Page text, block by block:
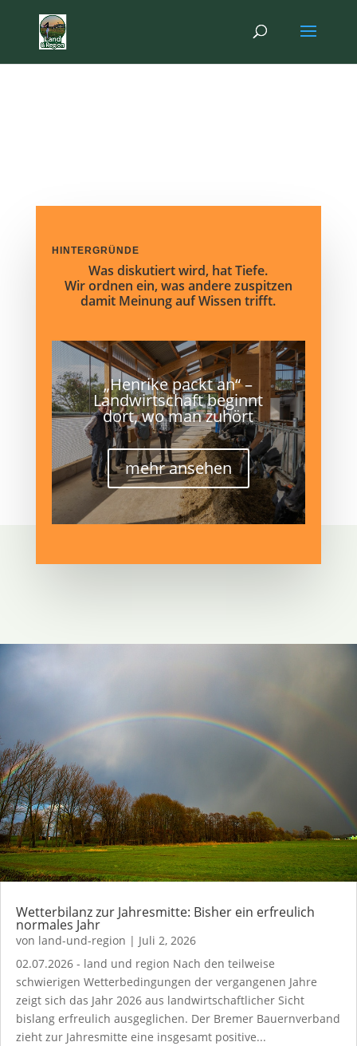
HINTERGRÜNDE
Was diskutiert wird, hat Tiefe.
Wir ordnen ein, was andere zuspitzen
damit Meinung auf Wissen trifft.
„Henrike packt an“ –
Landwirtschaft beginnt
dort, wo man zuhört
mehr ansehen
Wetterbilanz zur Jahresmitte: Bisher ein erfreulich
normales Jahr
von land-und-region | Juli 2, 2026
02.07.2026 - land und region Nach den teilweise
schwierigen Wetterbedingungen der vergangenen Jahre
zeigt sich das Jahr 2026 aus landwirtschaftlicher Sicht
bislang erfreulich ausgeglichen. Der Bremer Bauernverband
zieht zur Jahresmitte eine insgesamt positive...